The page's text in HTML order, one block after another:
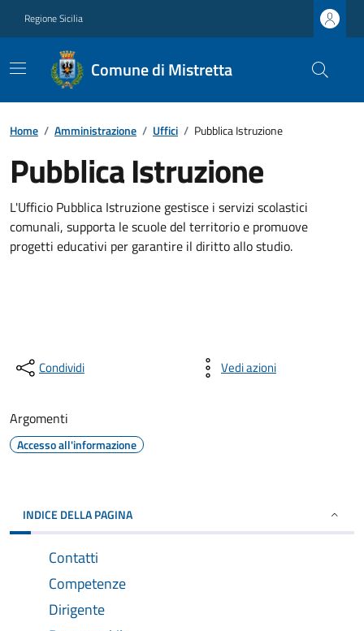
Regione Sicilia
Comune di Mistretta
Home / Amministrazione / Uffici / Pubblica Istruzione
Pubblica Istruzione
L'Ufficio Pubblica Istruzione gestisce i servizi scolastici
comunali, supporta le scuole del territorio e promuove
progetti educativi per garantire il diritto allo studio.
Condividi Vedi azioni
Argomenti
Accesso all'informazione
INDICE DELLA PAGINA
Contatti
Competenze
Dirigente